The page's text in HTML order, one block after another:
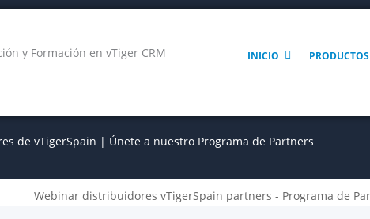
INICIO PRODUCTOS
de vTigerSpain | Únete a nuestro Programa de Partners